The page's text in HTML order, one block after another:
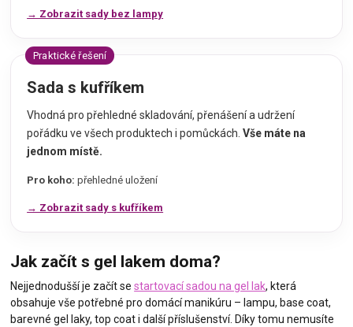
→ Zobrazit sady bez lampy
Praktické řešení
Sada s kufříkem
Vhodná pro přehledné skladování, přenášení a udržení
pořádku ve všech produktech i pomůckách.Vše máte na
jednom místě.
Pro koho: přehledné uložení
→ Zobrazit sady s kufříkem
Jak začít s gel lakem doma?
Nejjednodušší je začít sestartovací sadou na gel lak, která
obsahuje vše potřebné pro domácí manikúru – lampu, base coat,
barevné gel laky, top coat i další příslušenství. Díky tomu nemusíte